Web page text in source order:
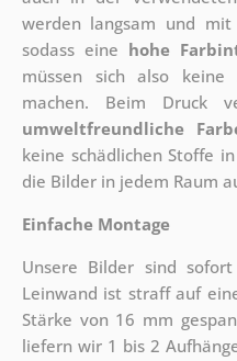
werden langsam und mit
sodass eine hohe
müssen sich also keine
machen. Beim Druck
umweltfreundliche
keine schädlichen Stoffe
die Bilder in jedem Raum
Einfache Montage
Unsere Bilder sind
Leinwand ist straff auf
Stärke von 16 mm
liefern wir 1 bis 2